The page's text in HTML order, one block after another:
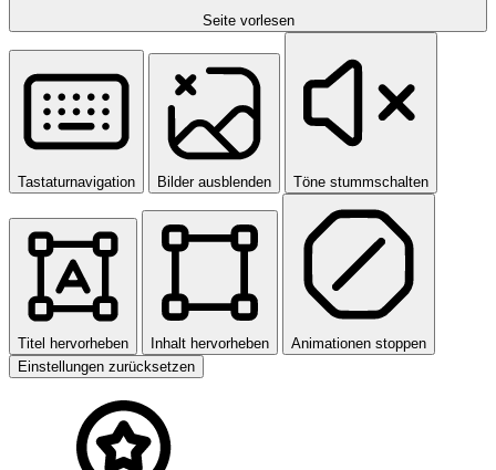
Seite vorlesen
Tastaturnavigation Bilder ausblenden Töne stummschalten
Titel hervorheben Inhalt hervorheben
Animationen stoppen
Einstellungen zurücksetzen